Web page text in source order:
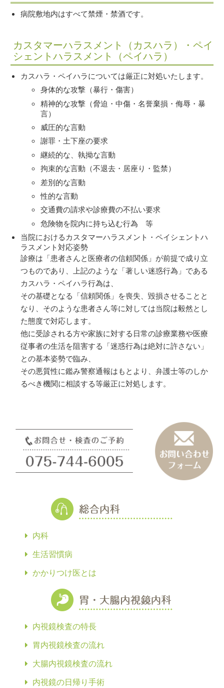
病院敷地内はすべて禁煙・禁酒です。
カスタマーハラスメント（カスハラ）・ペイ
シェントハラスメント（ペイハラ）
カスハラ・ペイハラについては厳正に対処いたします。
身体的な攻撃（暴行・傷害）
精神的な攻撃（脅迫・中傷・名誉棄損・侮辱・暴
言）
威圧的な言動
謝罪・土下座の要求
継続的な、執拗な言動
拘束的な言動（不退去・居座り・監禁）
差別的な言動
性的な言動
交通費の請求や診療費の不払い要求
危険物を院内に持ち込む行為 等
当院におけるカスタマーハラスメント・ペイシェントハ
ラスメント対応姿勢
診療は「患者さんと医療者の信頼関係」が前提で成り立
つものであり、上記のような「著しい迷惑行為」である
カスハラ・ペイハラ行為は、
その基礎となる「信頼関係」を喪失、毀損させることと
なり、そのような患者さん等に対しては当院は毅然とし
た態度で対応します。
他に受診される方や家族に対する日常の診療業務や医療
従事者の生活を阻害する「迷惑行為は絶対に許さない」
との基本姿勢で臨み、
その悪質性に鑑み警察通報はもとより、弁護士等のしか
るべき機関に相談する等厳正に対処します。
内科
生活習慣病
かかりつけ医とは
内視鏡検査の特長
胃内視鏡検査の流れ
大腸内視鏡検査の流れ
内視鏡の日帰り手術